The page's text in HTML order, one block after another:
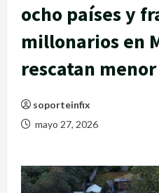
ocho países y
millonarios en
rescatan
soporteinfix
mayo 27, 2026